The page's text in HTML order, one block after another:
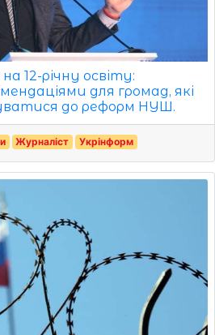
12-річну освіту:
для громад, які
до реформ НУШ.
Журналіст Укрінформ